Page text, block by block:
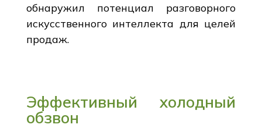
обнаружил потенциал разговорного
искусственного интеллекта для целей
продаж.
Эффективный холодный
обзвон